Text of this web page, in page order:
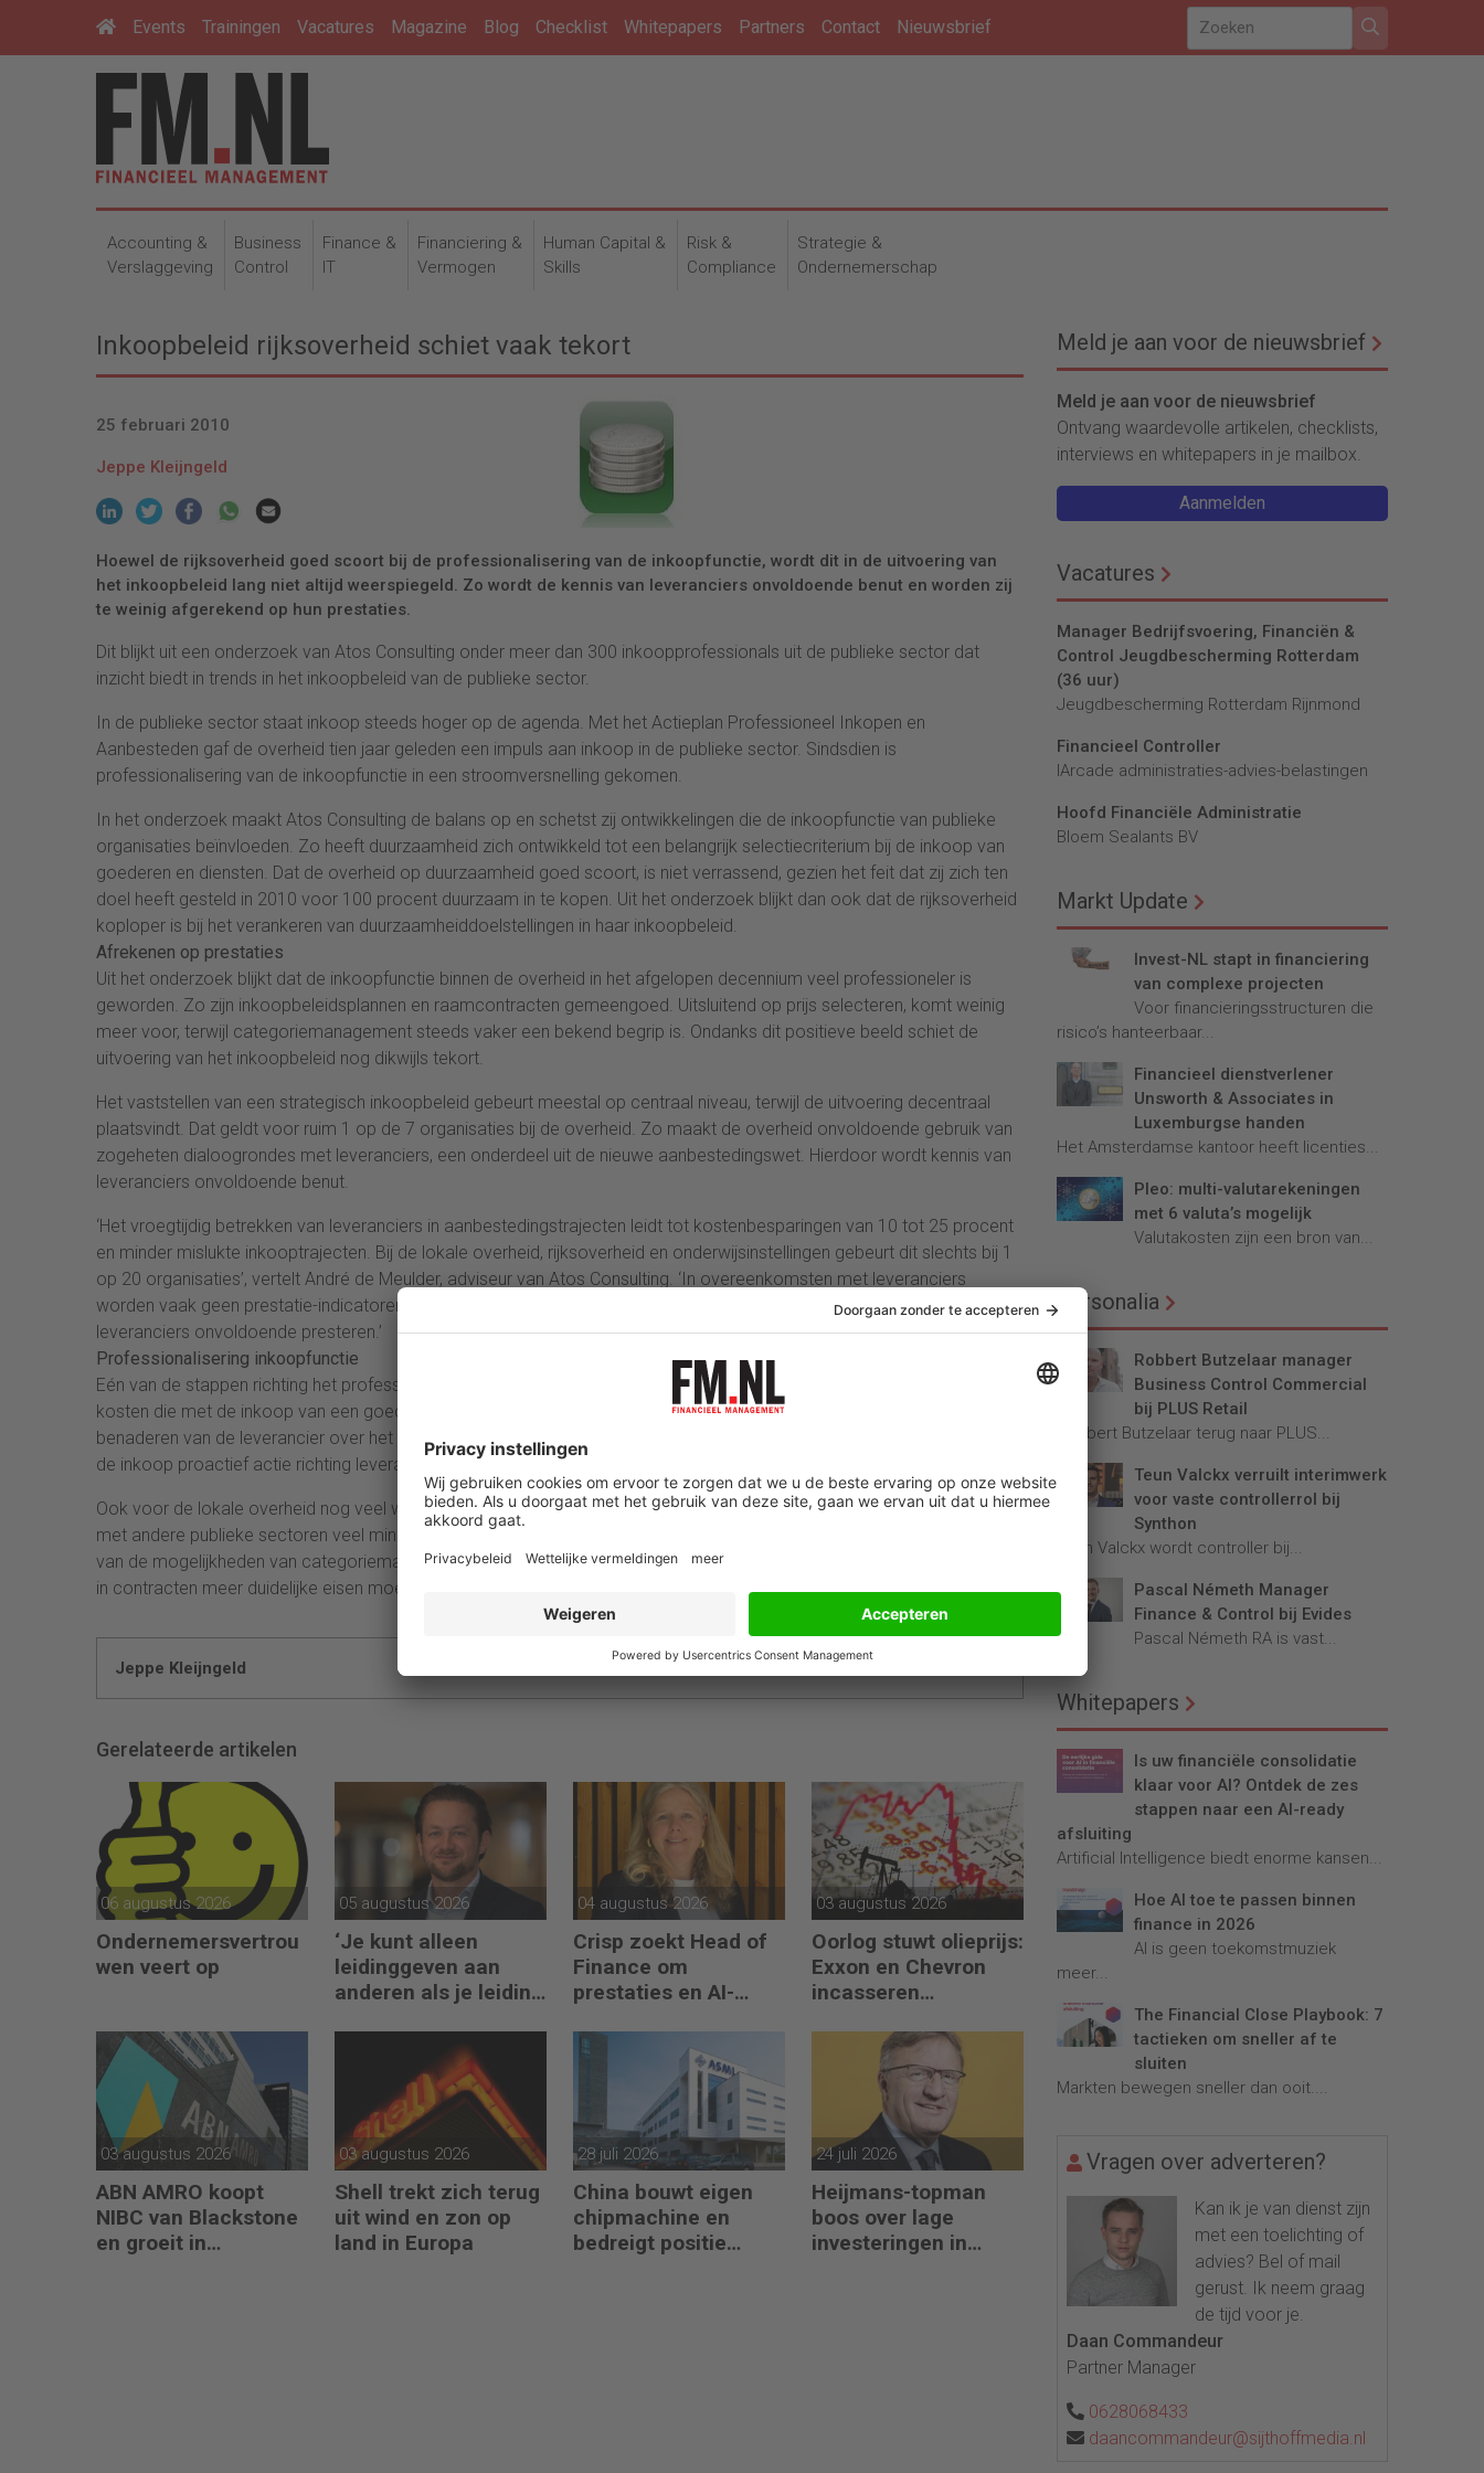
Events Trainingen Vacatures Magazine Blog Checklist Whitepapers Partners Contact Nieuwsbrief
Accounting &
Verslaggeving
Business
Control
Finance &
IT
Financiering &
Vermogen
Human Capital &
Skills
Risk &
Compliance
Strategie &
Ondernemerschap
Inkoopbeleid rijksoverheid schiet vaak tekort
25 februari 2010
Jeppe Kleijngeld
Hoewel de rijksoverheid goed scoort bij de professionalisering van de inkoopfunctie, wordt dit in de uitvoering van
het inkoopbeleid lang niet altijd weerspiegeld. Zo wordt de kennis van leveranciers onvoldoende benut en worden zij
te weinig afgerekend op hun prestaties.
Dit blijkt uit een onderzoek van Atos Consulting onder meer dan 300 inkoopprofessionals uit de publieke sector dat
inzicht biedt in trends in het inkoopbeleid van de publieke sector.
In de publieke sector staat inkoop steeds hoger op de agenda. Met het Actieplan Professioneel Inkopen en
Aanbesteden gaf de overheid tien jaar geleden een impuls aan inkoop in de publieke sector. Sindsdien is
professionalisering van de inkoopfunctie in een stroomversnelling gekomen.
In het onderzoek maakt Atos Consulting de balans op en schetst zij ontwikkelingen die de inkoopfunctie van publieke
organisaties beïnvloeden. Zo heeft duurzaamheid zich ontwikkeld tot een belangrijk selectiecriterium bij de inkoop van
goederen en diensten. Dat de overheid op duurzaamheid goed scoort, is niet verrassend, gezien het feit dat zij zich ten
doel heeft gesteld in 2010 voor 100 procent duurzaam in te kopen. Uit het onderzoek blijkt dan ook dat de rijksoverheid
koploper is bij het verankeren van duurzaamheiddoelstellingen in haar inkoopbeleid.
Afrekenen op prestaties
Uit het onderzoek blijkt dat de inkoopfunctie binnen de overheid in het afgelopen decennium veel professioneler is
geworden. Zo zijn inkoopbeleidsplannen en raamcontracten gemeengoed. Uitsluitend op prijs selecteren, komt weinig
meer voor, terwijl categoriemanagement steeds vaker een bekend begrip is. Ondanks dit positieve beeld schiet de
uitvoering van het inkoopbeleid nog dikwijls tekort.
Het vaststellen van een strategisch inkoopbeleid gebeurt meestal op centraal niveau, terwijl de uitvoering decentraal
plaatsvindt. Dat geldt voor ruim 1 op de 7 organisaties bij de overheid. Zo maakt de overheid onvoldoende gebruik van
zogeheten dialoogrondes met leveranciers, een onderdeel uit de nieuwe aanbestedingswet. Hierdoor wordt kennis van
leveranciers onvoldoende benut.
‘Het vroegtijdig betrekken van leveranciers in aanbestedingstrajecten leidt tot kostenbesparingen van 10 tot 25 procent
en minder mislukte inkooptrajecten. Bij de lokale overheid, rijksoverheid en onderwijsinstellingen gebeurt dit slechts bij 1
op 20 organisaties’, vertelt André de Meulder, adviseur van Atos Consulting. ‘In overeenkomsten met leveranciers
worden vaak geen prestatie-indicatoren opgenomen en in slechts de helft van de gevallen wordt actie ondernomen als
leveranciers onvoldoende presteren.’
Professionalisering inkoopfunctie
Eén van de stappen richting het professionaliseren van het inkopen zou het gebruik van Total Cost of Ownership – alle
kosten die met de inkoop van een goed of dienst vergezeld gaan – kunnen zijn. Daarnaast levert het proactief
benaderen van de leverancier over het algemeen betere prestaties op. Op dit moment wordt bij minder dan de helft van
de inkoop proactief actie richting leveranciers ondernomen.
Ook voor de lokale overheid nog veel winst te behalen in het inkoopbeleid. Zo blijkt dat lokale overheden in vergelijking
met andere publieke sectoren veel minder vaak gebruikmaken van inkoop- of ERP-systemen. Ook is te weinig bekend
van de mogelijkheden van categoriemanagement om structurele besparingen te realiseren en zouden lokale overheden
in contracten meer duidelijke eisen moeten stellen aan de prestaties van leveranciers.
Jeppe Kleijngeld
Gerelateerde artikelen
06 augustus 2026
Ondernemersvertrou
wen veert op
05 augustus 2026
‘Je kunt alleen
leidinggeven aan
anderen als je leiding
04 augustus 2026
Crisp zoekt Head of
Finance om
prestaties en AI-
03 augustus 2026
Oorlog stuwt olieprijs:
Exxon en Chevron
incasseren
03 augustus 2026
ABN AMRO koopt
NIBC van Blackstone
en groeit in
03 augustus 2026
Shell trekt zich terug
uit wind en zon op
land in Europa
28 juli 2026
China bouwt eigen
chipmachine en
bedreigt positie
24 juli 2026
Heijmans-topman
boos over lage
investeringen in
Meld je aan voor de nieuwsbrief
Meld je aan voor de nieuwsbrief
Ontvang waardevolle artikelen, checklists,
interviews en whitepapers in je mailbox.
Aanmelden
Vacatures
Manager Bedrijfsvoering, Financiën &
Control Jeugdbescherming Rotterdam
(36 uur)
Jeugdbescherming Rotterdam Rijnmond
Financieel Controller
lArcade administraties-advies-belastingen
Hoofd Financiële Administratie
Bloem Sealants BV
Markt Update
Invest-NL stapt in financiering
van complexe projecten
Voor financieringsstructuren die
risico’s hanteerbaar...
Financieel dienstverlener
Unsworth & Associates in
Luxemburgse handen
Het Amsterdamse kantoor heeft licenties...
Pleo: multi-valutarekeningen
met 6 valuta’s mogelijk
Valutakosten zijn een bron van...
Personalia
Robbert Butzelaar manager
Business Control Commercial
bij PLUS Retail
Robbert Butzelaar terug naar PLUS...
Teun Valckx verruilt interimwerk
voor vaste controllerrol bij
Synthon
Teun Valckx wordt controller bij...
Pascal Németh Manager
Finance & Control bij Evides
Pascal Németh RA is vast...
Whitepapers
Is uw financiële consolidatie
klaar voor AI? Ontdek de zes
stappen naar een AI-ready
afsluiting
Artificial Intelligence biedt enorme kansen...
Hoe AI toe te passen binnen
finance in 2026
AI is geen toekomstmuziek
meer...
The Financial Close Playbook: 7
tactieken om sneller af te
sluiten
Markten bewegen sneller dan ooit....
Vragen over adverteren?
Kan ik je van dienst zijn
met een toelichting of
advies? Bel of mail
gerust. Ik neem graag
de tijd voor je.
Daan Commandeur
Partner Manager
0628068433
daancommandeur@sijthoffmedia.nl